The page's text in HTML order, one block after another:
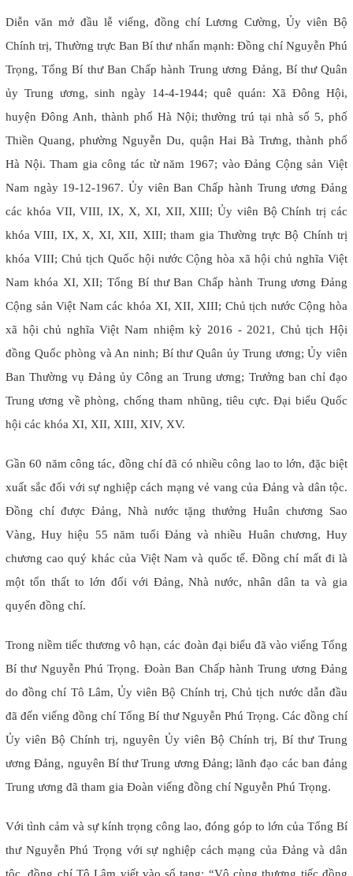
Diễn văn mở đầu lễ viếng, đồng chí Lương Cường, Ủy viên Bộ
Chính trị, Thường trực Ban Bí thư nhấn mạnh: Đồng chí Nguyễn Phú
Trọng, Tổng Bí thư Ban Chấp hành Trung ương Đảng, Bí thư Quân
ủy Trung ương, sinh ngày 14-4-1944; quê quán: Xã Đông Hội,
huyện Đông Anh, thành phố Hà Nội; thường trú tại nhà số 5, phố
Thiền Quang, phường Nguyễn Du, quận Hai Bà Trưng, thành phố
Hà Nội. Tham gia công tác từ năm 1967; vào Đảng Cộng sản Việt
Nam ngày 19-12-1967. Ủy viên Ban Chấp hành Trung ương Đảng
các khóa VII, VIII, IX, X, XI, XII, XIII; Ủy viên Bộ Chính trị các
khóa VIII, IX, X, XI, XII, XIII; tham gia Thường trực Bộ Chính trị
khóa VIII; Chủ tịch Quốc hội nước Cộng hòa xã hội chủ nghĩa Việt
Nam khóa XI, XII; Tổng Bí thư Ban Chấp hành Trung ương Đảng
Cộng sản Việt Nam các khóa XI, XII, XIII; Chủ tịch nước Cộng hòa
xã hội chủ nghĩa Việt Nam nhiệm kỳ 2016 - 2021, Chủ tịch Hội
đồng Quốc phòng và An ninh; Bí thư Quân ủy Trung ương; Ủy viên
Ban Thường vụ Đảng ủy Công an Trung ương; Trưởng ban chỉ đạo
Trung ương về phòng, chống tham nhũng, tiêu cực. Đại biểu Quốc
hội các khóa XI, XII, XIII, XIV, XV.
Gần 60 năm công tác, đồng chí đã có nhiều công lao to lớn, đặc biệt
xuất sắc đối với sự nghiệp cách mạng vẻ vang của Đảng và dân tộc.
Đồng chí được Đảng, Nhà nước tặng thưởng Huân chương Sao
Vàng, Huy hiệu 55 năm tuổi Đảng và nhiều Huân chương, Huy
chương cao quý khác của Việt Nam và quốc tế. Đồng chí mất đi là
một tổn thất to lớn đối với Đảng, Nhà nước, nhân dân ta và gia
quyến đồng chí.
Trong niềm tiếc thương vô hạn, các đoàn đại biểu đã vào viếng Tổng
Bí thư Nguyễn Phú Trọng. Đoàn Ban Chấp hành Trung ương Đảng
do đồng chí Tô Lâm, Ủy viên Bộ Chính trị, Chủ tịch nước dẫn đầu
đã đến viếng đồng chí Tổng Bí thư Nguyễn Phú Trọng. Các đồng chí
Ủy viên Bộ Chính trị, nguyên Ủy viên Bộ Chính trị, Bí thư Trung
ương Đảng, nguyên Bí thư Trung ương Đảng; lãnh đạo các ban đảng
Trung ương đã tham gia Đoàn viếng đồng chí Nguyễn Phú Trọng.
Với tình cảm và sự kính trọng công lao, đóng góp to lớn của Tổng Bí
thư Nguyễn Phú Trọng với sự nghiệp cách mạng của Đảng và dân